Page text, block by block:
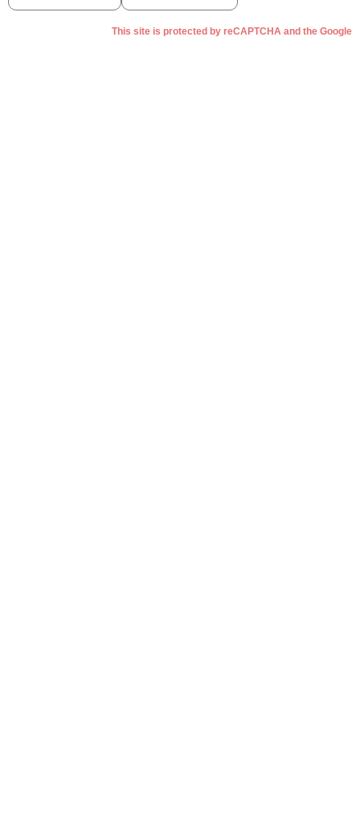
This site is protected by reCAPTCHA and the Google